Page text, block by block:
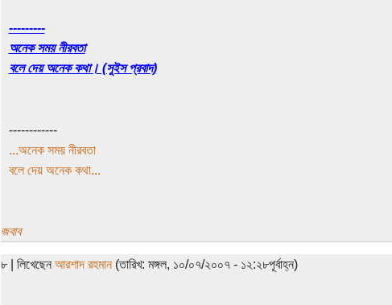
---------
অনেক সময় নীরবতা
বলে দেয় অনেক কথা। (সুইস প্রবাদ)
------------
...অনেক সময় নীরবতা
বলে দেয় অনেক কথা...
জবাব
৮ | লিখেছেন আরশাদ রহমান(তারিখ: মঙ্গল, ১০/০৭/২০০৭ - ১২:২৮পূর্বাহ্ন)